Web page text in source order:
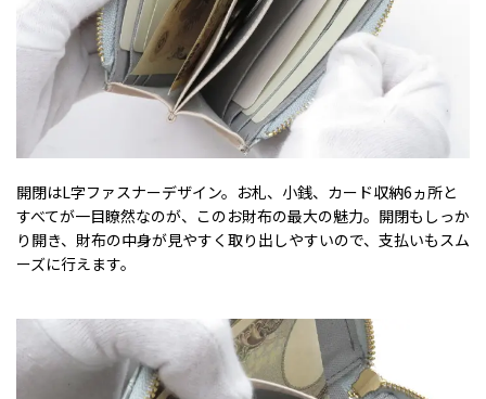
開閉はL字ファスナーデザイン。お札、小銭、カード収納6ヵ所と
すべてが一目瞭然なのが、このお財布の最大の魅力。開閉もしっか
り開き、財布の中身が見やすく取り出しやすいので、支払いもスム
ーズに行えます。